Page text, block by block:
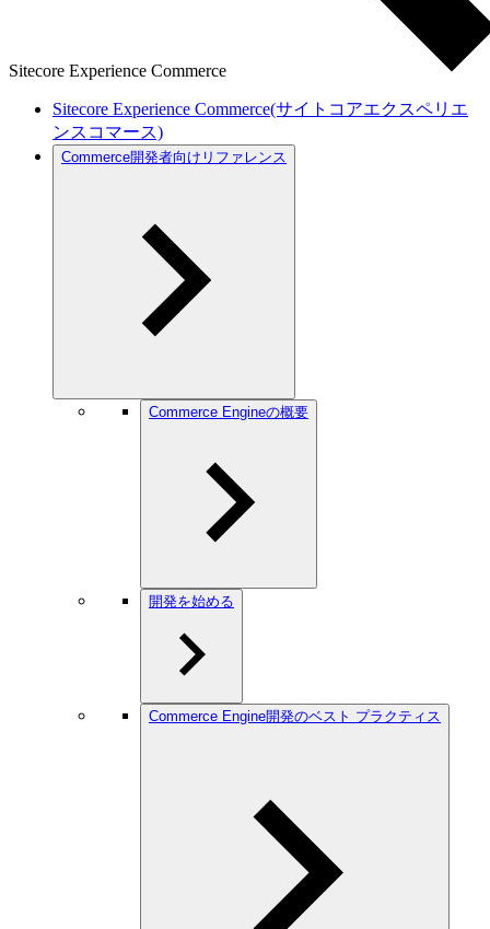
Sitecore Experience Commerce
Sitecore Experience Commerce(サイトコアエクスペリエ
ンスコマース)
Commerce開発者向けリファレンス
Commerce Engineの概要
開発を始める
Commerce Engine開発のベスト プラクティス